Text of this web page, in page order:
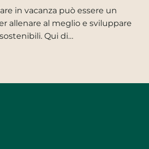
in vacanza può essere un
allenare al meglio e sviluppare
Qui di…